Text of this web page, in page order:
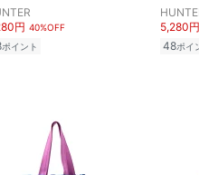
円 40%OFF
ポイント
5,280円
48ポイ